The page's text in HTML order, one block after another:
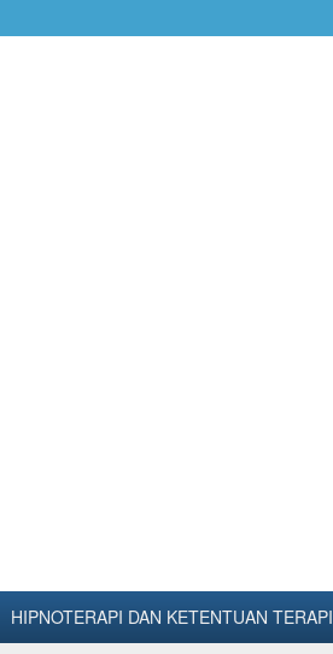
HIPNOTERAPI DAN KETENTUAN TERAPI